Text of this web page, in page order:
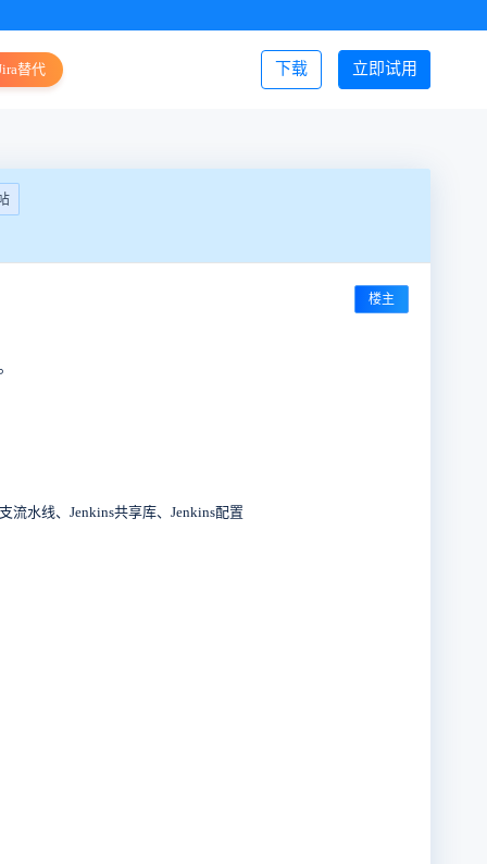
立即试用
下载
替代 登录/注册
楼主
流水线、Jenkins共享库、Jenkins配置